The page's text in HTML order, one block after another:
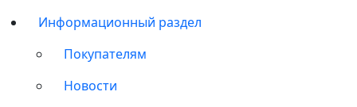
Информационный раздел
Покупателям
Новости